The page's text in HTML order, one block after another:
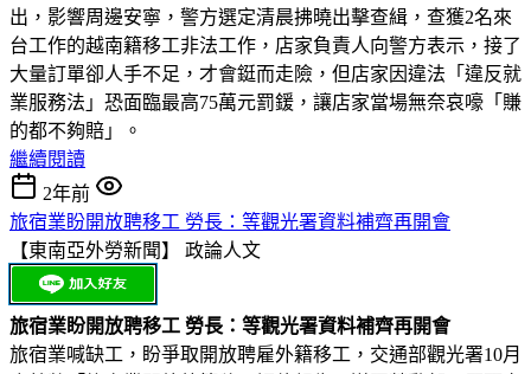
出，影響周邊安寧，警方選定清晨拂曉出擊查緝，查獲2名來
台工作的越南籍移工非法工作，店家負責人向警方表示，接了
大量訂單卻人手不足，才會鋌而走險，但店家因違法「違反就
業服務法」恐面臨最高75萬元罰鍰，讓店家當場無奈哀嚎「賺
的都不夠賠」。
繼續閱讀
2年前
旅宿業盼開放聘移工 勞長：等觀光署資料補齊再開會
【東南亞外勞新聞】 政論人文
旅宿業盼開放聘移工 勞長：等觀光署資料補齊再開會
旅宿業喊缺工，盼爭取開放聘雇外籍移工，交通部觀光署10月